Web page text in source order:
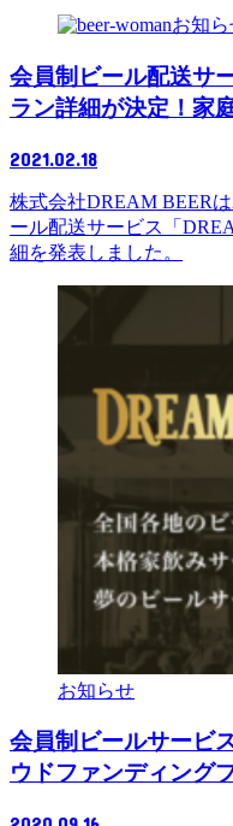
お知
会員制ビール配送サ
ラン詳細が決定！家
2021.02.18
株式会社DREAM BEER
ール配送サービス「
細を発表しました。
お知らせ
会員制ビールサービ
ウドファンディング